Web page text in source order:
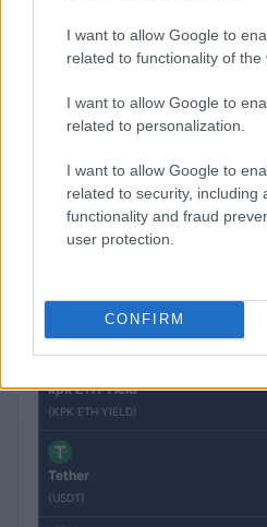
I want to allow Google to
related to functionality of the
I want to allow Google to
related to personalization.
I want to allow Google to
related to security, including
functionality and fraud
user protection.
CONFIRM
kpk ETH Prime
(KPK ETH PRIME)
SyBTC
Bitcoin
(BTC)
Ethereum
kpk ETH Yield
(KPK ETH YIELD)
Tether
(USDT)